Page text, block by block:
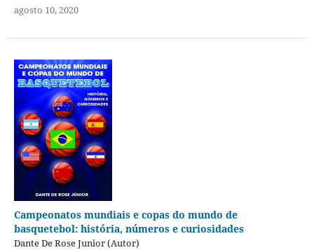
agosto 10, 2020
Campeonatos mundiais e copas do mundo de
basquetebol: história, números e curiosidades
Dante De Rose Junior (Autor)